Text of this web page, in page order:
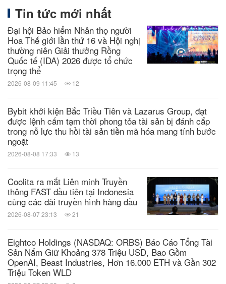
phần của Association of International Certified
Professional Accountants, CIMA và các thành viên
và ứng viên của nó hoạt động tại 188 quốc gia và
vùng lãnh thổ, đóng vai trò quan trọng trong kinh
doanh — trong ngành công nghiệp, thương mại,
quốc doanh và các tổ chức phi lợi nhuận. CIMA làm
việc chặt chẽ với nhà tuyển dụng và tài trợ các
nghiên cứu hàng đầu, liên tục cập nhật các yêu cầu
về kinh nghiệm chuyên môn và trình độ chuyên môn
để đảm bảo rằng nó vẫn là lựa chọn số một của chủ
doanh được đào tạo về tài chính.
Giới thiệu về AICPA & CIMA, cùng với
Professional Accountants
Tin tức mới nhất
Đại hội Bảo hiểm Nhân thọ người
Hoa Thế giới lần thứ 16 và Hội nghị
thường niên Giải thưởng Rồng
Quốc tế (IDA) 2026 được tổ chức
trọng thể
2026-08-09 11:45 12
Bybit khởi kiện Bắc Triều Tiên và Lazarus Group, đạt
được lệnh cấm tạm thời phong tỏa tài sản bị đánh cắp
trong nỗ lực thu hồi tài sản tiền mã hóa mang tính bước
ngoặt
2026-08-08 17:33 13
Coolita ra mắt Liên minh Truyền
thông FAST đầu tiên tại Indonesia
cùng các đài truyền hình hàng đầu
2026-08-07 23:13 21
Eightco Holdings (NASDAQ: ORBS) Báo Cáo Tổng Tài
Sản Nắm Giữ Khoảng 378 Triệu USD, Bao Gồm
OpenAI, Beast Industries, Hơn 16.000 ETH và Gần 302
Triệu Token WLD